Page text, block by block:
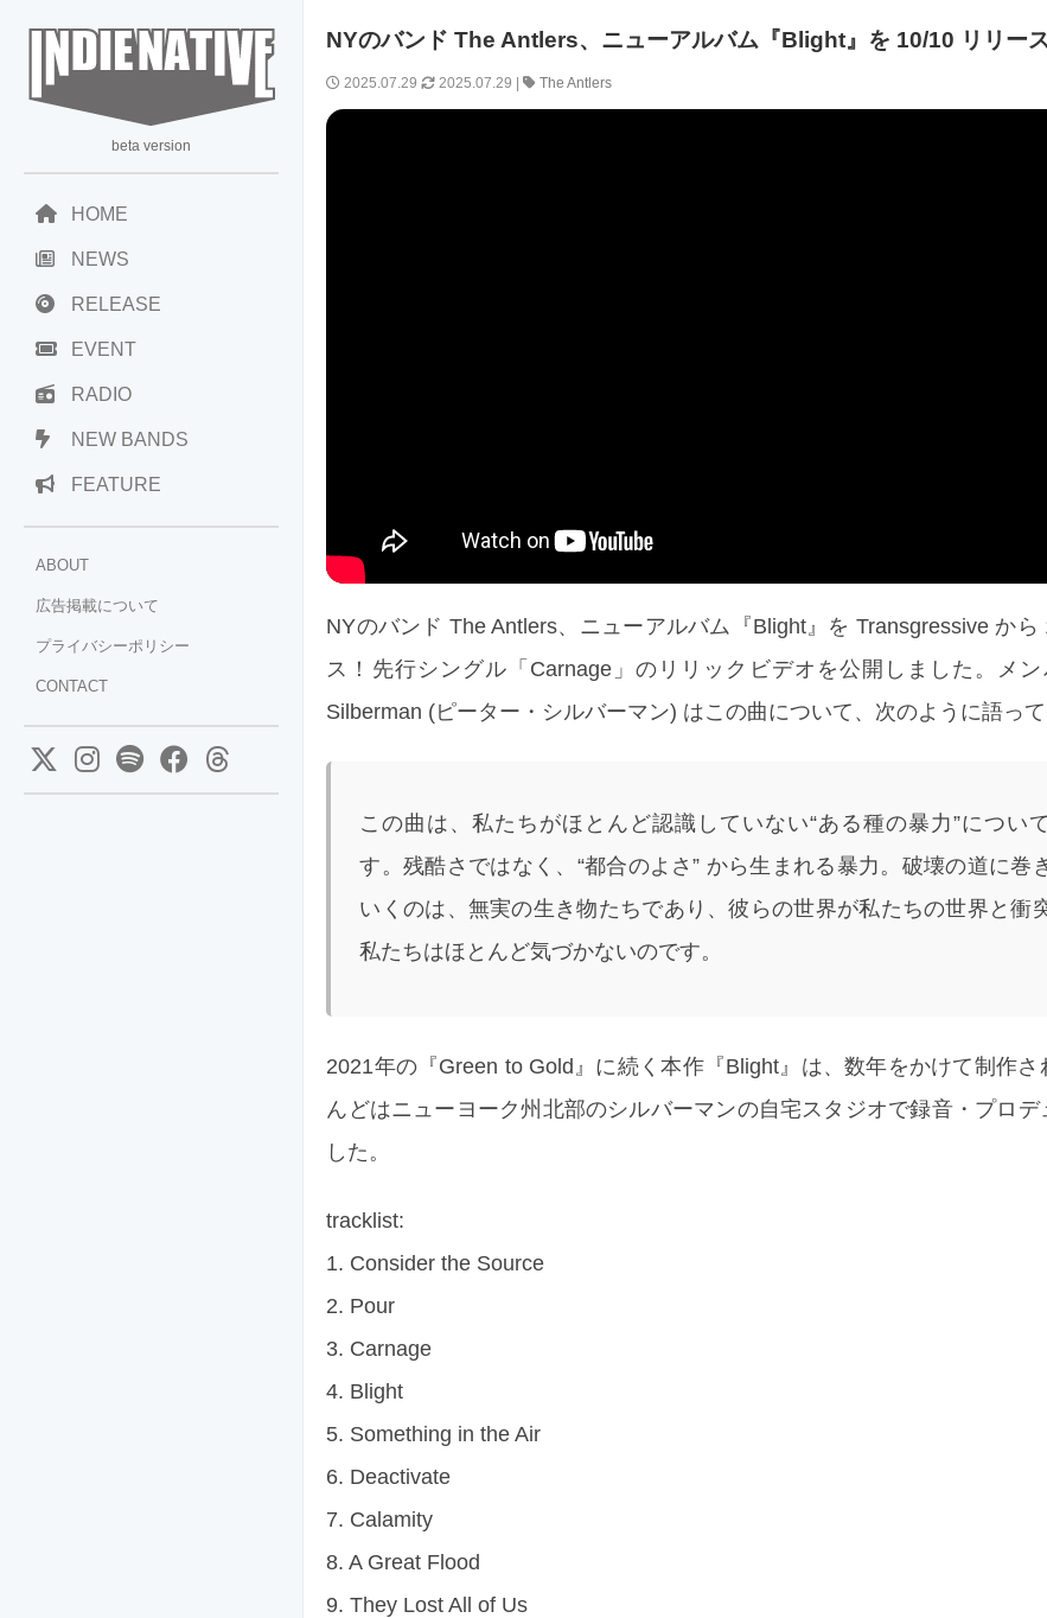
beta version
HOME
NEWS
RELEASE
EVENT
RADIO
NEW BANDS
FEATURE
ABOUT
広告掲載について
プライバシーポリシー
CONTACT
NYのバンド The Antlers、ニューアルバム『Blight』を 10/10 リリース
2025.07.29 2025.07.29 | The Antlers
NYのバンド The Antlers、ニューアルバム『Blight』を Transgressive から
ス！先行シングル「Carnage」のリリックビデオを公開しました。メ
Silberman (ピーター・シルバーマン) はこの曲について、次のように語って
この曲は、私たちがほとんど認識していない“ある種の暴力”につい
す。残酷さではなく、“都合のよさ” から生まれる暴力。破壊の道に巻
いくのは、無実の生き物たちであり、彼らの世界が私たちの世界と衝
私たちはほとんど気づかないのです。
2021年の『Green to Gold』に続く本作『Blight』は、数年をかけて制作さ
んどはニューヨーク州北部のシルバーマンの自宅スタジオで録音・プロデ
した。
tracklist:
1. Consider the Source
2. Pour
3. Carnage
4. Blight
5. Something in the Air
6. Deactivate
7. Calamity
8. A Great Flood
9. They Lost All of Us